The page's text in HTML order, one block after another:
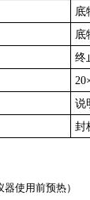
底
底
终
说
封
器使用前预热）